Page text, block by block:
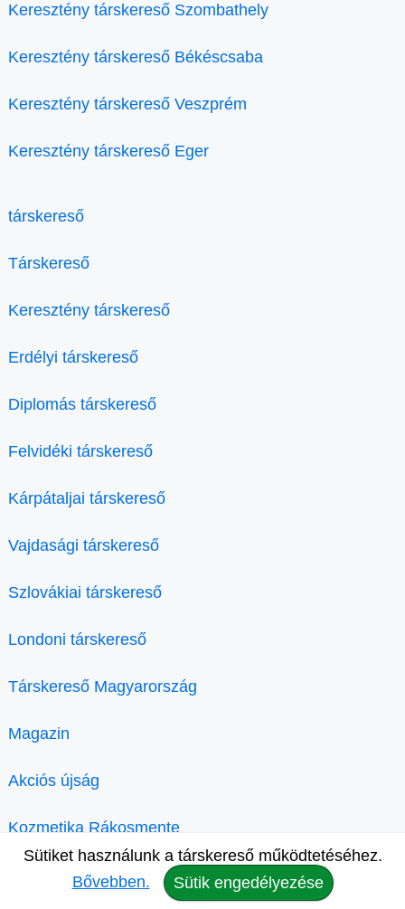
Keresztény társkereső Szombathely
Keresztény társkereső Békéscsaba
Keresztény társkereső Veszprém
Keresztény társkereső Eger
társkereső
Társkereső
Keresztény társkereső
Erdélyi társkereső
Diplomás társkereső
Felvidéki társkereső
Kárpátaljai társkereső
Vajdasági társkereső
Szlovákiai társkereső
Londoni társkereső
Társkereső Magyarország
Magazin
Akciós újság
Kozmetika Rákosmente
Sütiket használunk a társkereső működtetéséhez.
Bővebben.
Sütik engedélyezése